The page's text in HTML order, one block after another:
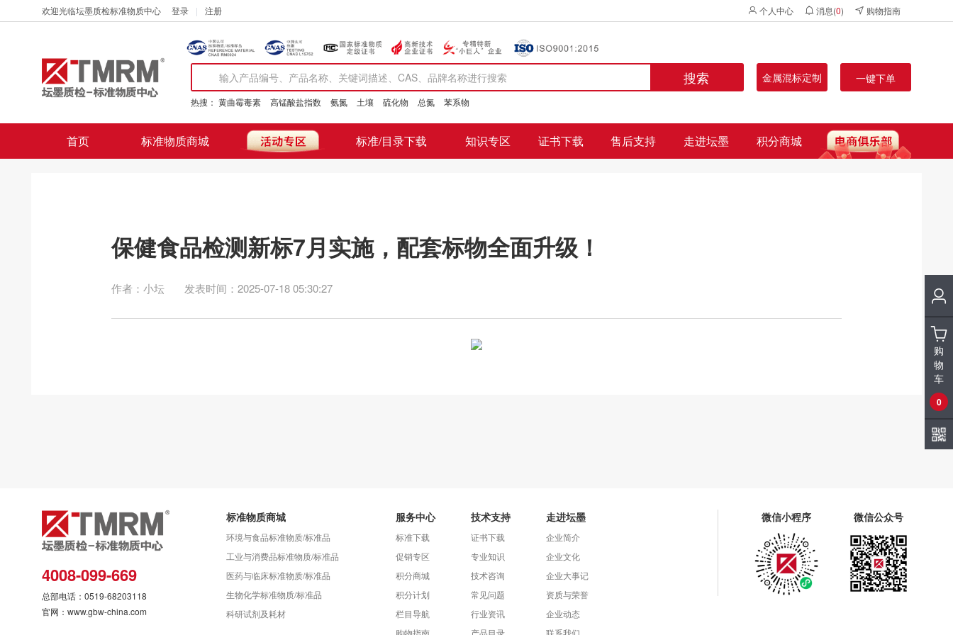
欢迎光临坛墨质检标准物质中心 登录 注册 个人中心 消息(0) 购物指南
搜索 金属混标定制 一键下单
热搜： 黄曲霉毒素 高锰酸盐指数 氨氮 土壤 硫化物 总氮 苯系物
首页 标准物质商城 标准/目录下载 知识专区 证书下载 售后支持 走进坛墨 积分商城
保健食品检测新标7月实施，配套标物全面升级！
作者：小坛 发表时间：2025-07-18 05:30:27
4008-099-669
总部电话：0519-68203118
官网：www.gbw-china.com
标准物质商城
环境与食品标准物质/标准品
工业与消费品标准物质/标准品
医药与临床标准物质/标准品
生物化学标准物质/标准品
科研试剂及耗材
服务中心
标准下载
促销专区
积分商城
积分计划
栏目导航
购物指南
技术支持
证书下载
专业知识
技术咨询
常见问题
行业资讯
产品目录
走进坛墨
企业简介
企业文化
企业大事记
资质与荣誉
企业动态
联系我们
微信小程序 微信公众号
购
物
车
0